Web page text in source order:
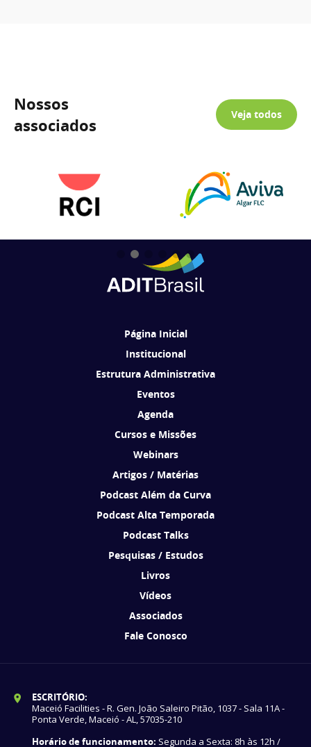
Nossos
associados
Veja todos
Página Inicial
Institucional
Estrutura Administrativa
Eventos
Agenda
Cursos e Missões
Webinars
Artigos / Matérias
Podcast Além da Curva
Podcast Alta Temporada
Podcast Talks
Pesquisas / Estudos
Livros
Vídeos
Associados
Fale Conosco
ESCRITÓRIO:
Maceió Facilities - R. Gen. João Saleiro Pitão, 1037 - Sala 11A -
Ponta Verde, Maceió - AL, 57035-210
Horário de funcionamento: Segunda a Sexta: 8h às 12h /